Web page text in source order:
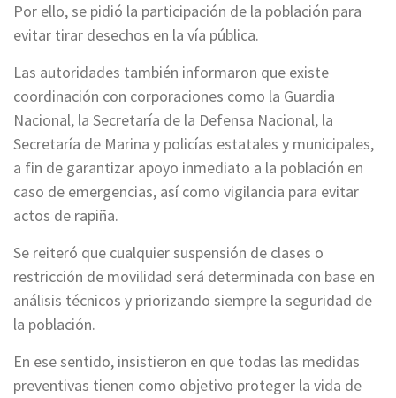
Por ello, se pidió la participación de la población para
evitar tirar desechos en la vía pública.
Las autoridades también informaron que existe
coordinación con corporaciones como la Guardia
Nacional, la Secretaría de la Defensa Nacional, la
Secretaría de Marina y policías estatales y municipales,
a fin de garantizar apoyo inmediato a la población en
caso de emergencias, así como vigilancia para evitar
actos de rapiña.
Se reiteró que cualquier suspensión de clases o
restricción de movilidad será determinada con base en
análisis técnicos y priorizando siempre la seguridad de
la población.
En ese sentido, insistieron en que todas las medidas
preventivas tienen como objetivo proteger la vida de